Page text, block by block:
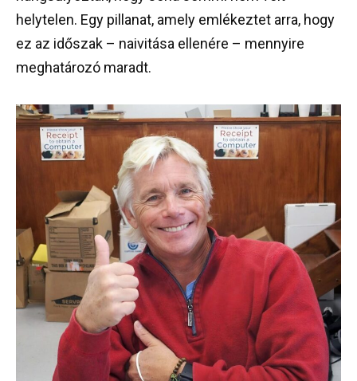
helytelen. Egy pillanat, amely emlékeztet arra, hogy
ez az időszak – naivitása ellenére – mennyire
meghatározó maradt.